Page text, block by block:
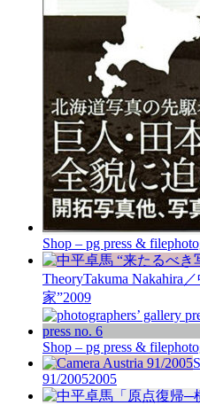
Shop – pg press & file
TheoryTakuma Nakahira
家”2009
Shop – pg press & file
91/20052005